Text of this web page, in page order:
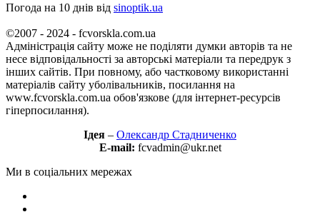
Погода на 10 днів від sinoptik.ua
©2007 - 2024 - fcvorskla.com.ua
Адміністрація сайту може не поділяти думки авторів та не
несе відповідальності за авторські матеріали та передрук з
інших сайтів. При повному, або частковому використанні
матеріалів сайту уболівальників, посилання на
www.fcvorskla.com.ua обов'язкове (для інтернет-ресурсів
гіперпосилання).
Ідея – Олександр Стадниченко
E-mail: fcvadmin@ukr.net
Ми в соціальних мережах